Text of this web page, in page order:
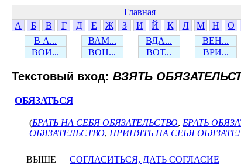
Главная
А
Б В Г Д Е Ж З И Й К Л М Н О
В А...
ВАМ... ВДА... ВЕН...
ВОИ...
ВОН... ВОТ... ВРИ...
Текстовый вход: ВЗЯТЬ
ОБЯЗАТЬСЯ
(БРАТЬ НА СЕБЯ ОБЯЗАТЕЛЬСТВО, БРАТЬ
ОБЯЗАТЕЛЬСТВО, ПРИНЯТЬ НА СЕБЯ
ВЫШЕ
СОГЛАСИТЬСЯ, ДАТЬ СОГЛАСИЕ